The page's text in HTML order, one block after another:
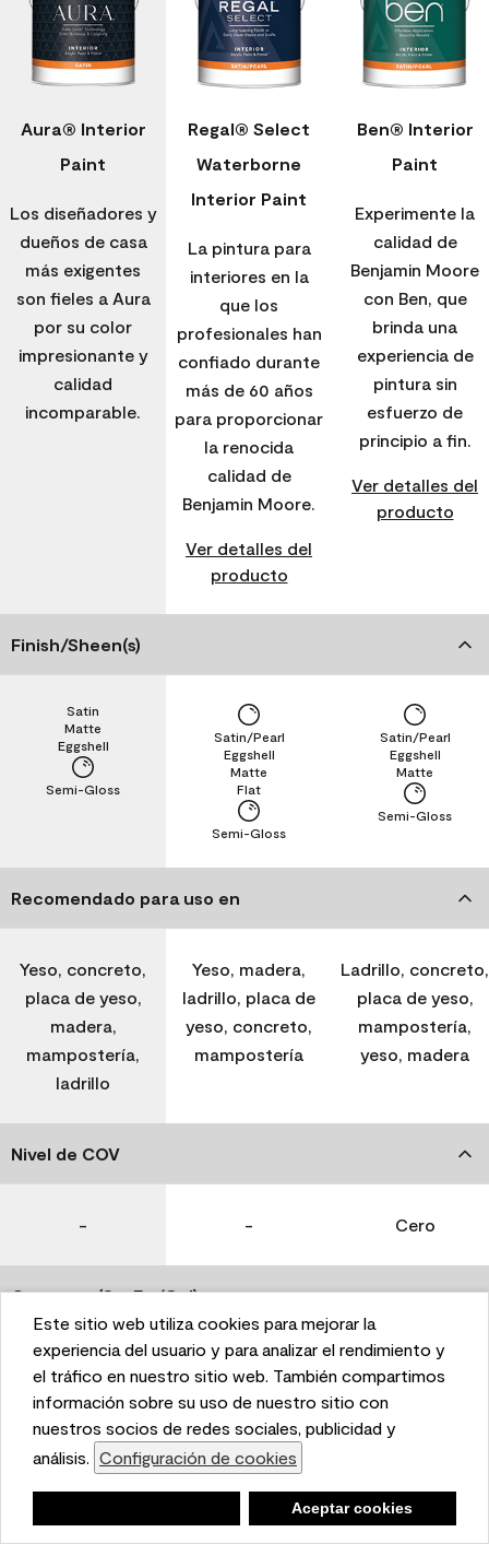
This website uses cookies to enhance user experience
and to analyze performance and traffic on our website.
We also share information about your use of our site
with our social media, advertising, and analytics
partners. Cookie Settings
Accept Cookies
Este sitio web utiliza cookies para mejorar la
experiencia del usuario y para analizar el rendimiento y
el tráfico en nuestro sitio web. También compartimos
información sobre su uso de nuestro sitio con
nuestros socios de redes sociales, publicidad y
análisis. Configuración de cookies
Aceptar cookies
Aura® Interior
Paint
Los diseñadores y
dueños de casa
más exigentes
son fieles a Aura
por su color
impresionante y
calidad
incomparable.
Regal® Select
Waterborne
Interior Paint
La pintura para
interiores en la
que los
profesionales han
confiado durante
más de 60 años
para proporcionar
la renocida
calidad de
Benjamin Moore.
Ver detalles del
producto
Ben® Interior
Paint
Experimente la
calidad de
Benjamin Moore
con Ben, que
brinda una
experiencia de
pintura sin
esfuerzo de
principio a fin.
Ver detalles del
producto
Finish/Sheen(s)
Semi-Gloss
Eggshell
Matte
Satin
Semi-Gloss
Flat
Matte
Eggshell
Satin/Pearl
Semi-Gloss
Matte
Eggshell
Satin/Pearl
Recomendado para uso en
Yeso, concreto,
placa de yeso,
madera,
mampostería,
ladrillo
Yeso, madera,
ladrillo, placa de
yeso, concreto,
mampostería
Ladrillo, concreto,
placa de yeso,
mampostería,
yeso, madera
Nivel de COV
- - Cero
Coverage (Sq. Ft./Gal)
350-400 400-450 400-450
Tiempo de secado
1 hora